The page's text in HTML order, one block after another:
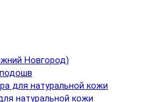
Новгород)
для натуральной кожи
натуральной кожи